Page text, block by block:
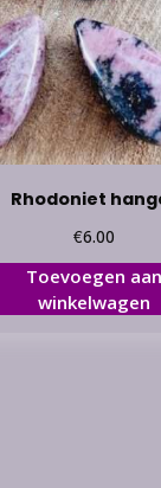
Rhodoniet
€6.00
Toevoegen aan
winkelwagen